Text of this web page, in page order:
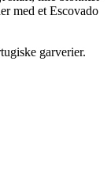
med et Escovado
garverier.